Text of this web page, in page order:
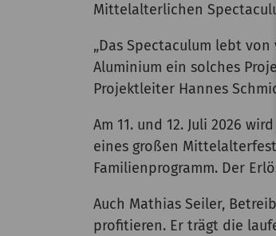
Mittelalterlichen
„Das Spectaculum lebt
Aluminium ein solches
Projektleiter Hannes
Am 11. und 12. Juli 2026
eines großen
Familienprogramm. Der
Auch Mathias Seiler,
profitieren. Er trägt die